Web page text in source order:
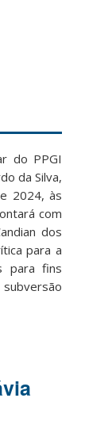
do PPGI
da Silva,
2024, às
com
dos
para a
para fins